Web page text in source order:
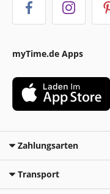
myTime.de Apps
Zahlungsarten
Transport